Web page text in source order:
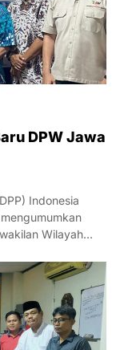
DPW Jawa
Indonesia
Wilayah…